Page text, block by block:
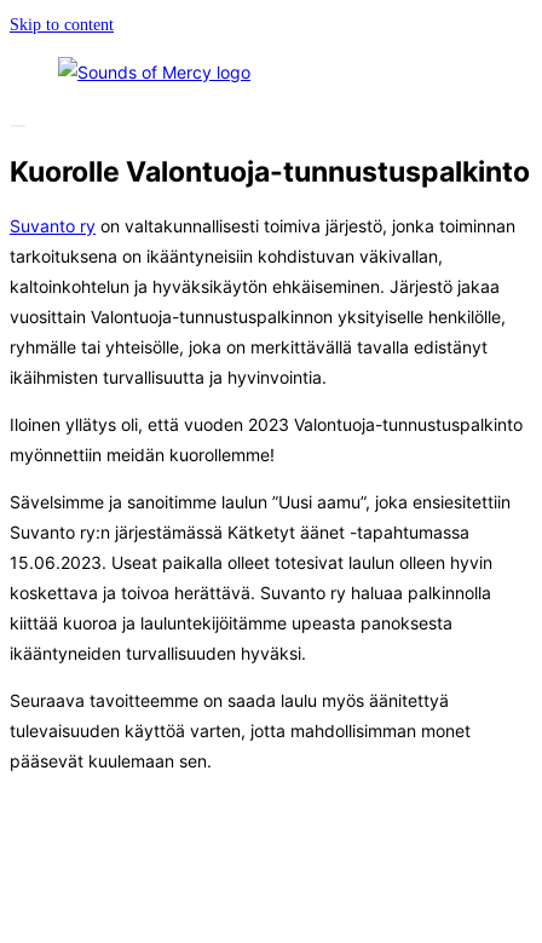
Skip to content
Kuorolle Valontuoja-tunnustuspalkinto
Suvanto ry on valtakunnallisesti toimiva järjestö, jonka toiminnan
tarkoituksena on ikääntyneisiin kohdistuvan väkivallan,
kaltoinkohtelun ja hyväksikäytön ehkäiseminen. Järjestö jakaa
vuosittain Valontuoja-tunnustuspalkinnon yksityiselle henkilölle,
ryhmälle tai yhteisölle, joka on merkittävällä tavalla edistänyt
ikäihmisten turvallisuutta ja hyvinvointia.
Iloinen yllätys oli, että vuoden 2023 Valontuoja-tunnustuspalkinto
myönnettiin meidän kuorollemme!
Sävelsimme ja sanoitimme laulun ”Uusi aamu”, joka ensiesitettiin
Suvanto ry:n järjestämässä Kätketyt äänet -tapahtumassa
15.06.2023. Useat paikalla olleet totesivat laulun olleen hyvin
koskettava ja toivoa herättävä. Suvanto ry haluaa palkinnolla
kiittää kuoroa ja lauluntekijöitämme upeasta panoksesta
ikääntyneiden turvallisuuden hyväksi.
Seuraava tavoitteemme on saada laulu myös äänitettyä
tulevaisuuden käyttöä varten, jotta mahdollisimman monet
pääsevät kuulemaan sen.